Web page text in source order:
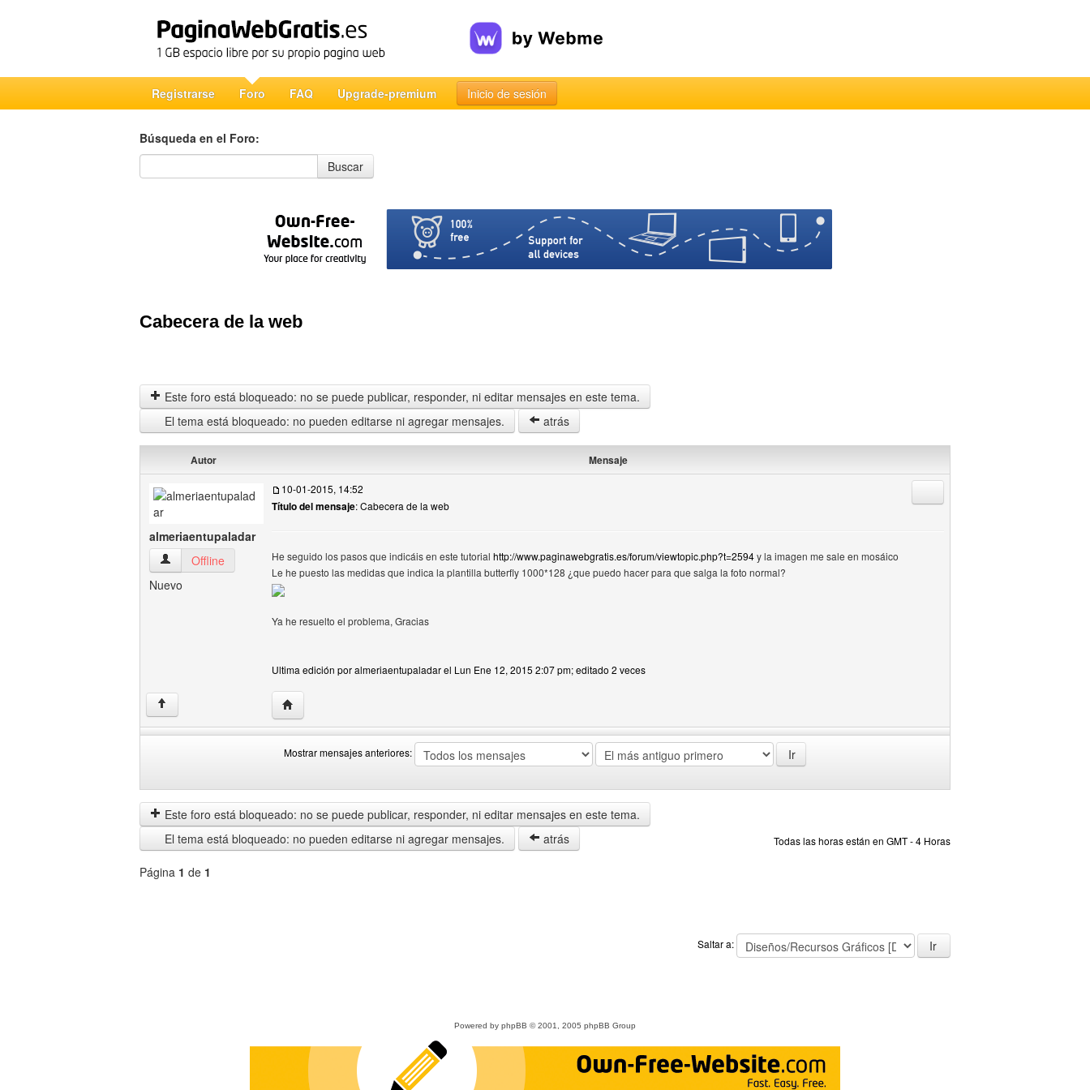
Registrarse Foro FAQ Upgrade-premium Inicio de sesión
Búsqueda en el Foro:
Búsqueda en el Foro
Buscar
Cabecera de la web
Este foro está bloqueado: no se puede publicar, responder, ni editar mensajes en este tema.
El tema está bloqueado: no pueden editarse ni agregar mensajes.
atrás
Autor Mensaje
almeriaentupaladar
almeriaentupaladar Ver perfil del usuario
Offline
Nuevo
10-01-2015, 14:52
Título del mensaje: Cabecera de la web
He seguido los pasos que indicáis en este tutorial http://www.paginawebgratis.es/forum/viewtopic.php?t=2594y la imagen me sale en mosáico
Le he puesto las medidas que indica la plantilla butterfly 1000*128 ¿que puedo hacer para que salga la foto normal?
Ya he resuelto el problema, Gracias
Ultima edición por almeriaentupaladar el Lun Ene 12, 2015 2:07 pm; editado 2 veces
↑ Visitar sitio web del autor: almeriaentupaladar
Mostrar mensajes anteriores:
mensajes
anteriores
by
Este foro está bloqueado: no se puede publicar, responder, ni editar mensajes en este tema.
El tema está bloqueado: no pueden editarse ni agregar mensajes.
atrás Todas las horas están en GMT - 4 Horas
Página 1 de 1
Saltar a:
Powered by phpBB © 2001, 2005 phpBB Group